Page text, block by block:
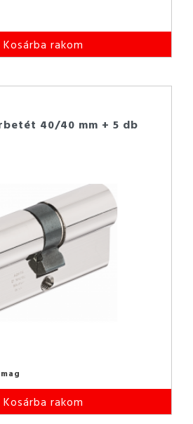
Kosárba rakom
40/40 mm + 5 db
Kosárba rakom